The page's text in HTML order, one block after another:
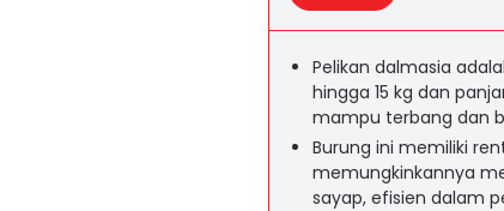
Pelikan dalmasia
hingga 15 kg dan
mampu terbang dan
Burung ini memiliki
memungkinkannya
sayap, efisien dalam